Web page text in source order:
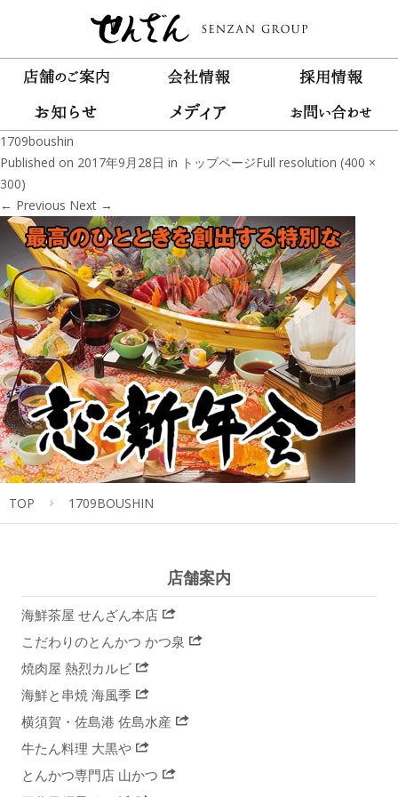
1709boushin
Published on 2017年9月28日 in トップページFull resolution (400 ×
300)
← Previous Next →
TOP 1709BOUSHIN
店舗案内
海鮮茶屋 せんざん本店
こだわりのとんかつ かつ泉
焼肉屋 熱烈カルビ
海鮮と串焼 海風季
横須賀・佐島港 佐島水産
牛たん料理 大黒や
とんかつ専門店 山かつ